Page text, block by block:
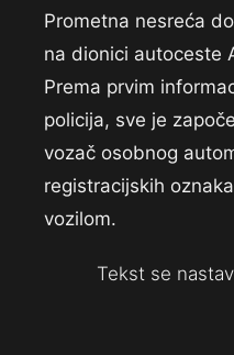
Prometna nesreća
na dionici autoceste
Prema prvim
policija, sve je
vozač osobnog
registracijskih
vozilom.
Tekst se